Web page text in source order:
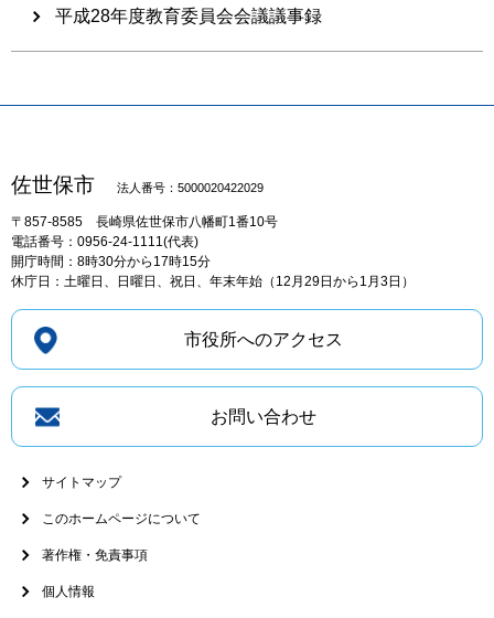
平成28年度教育委員会会議議事録
佐世保市 法人番号：5000020422029
〒857-8585 長崎県佐世保市八幡町1番10号
電話番号：0956-24-1111(代表)
開庁時間：8時30分から17時15分
休庁日：土曜日、日曜日、祝日、年末年始（12月29日から1月3日）
市役所へのアクセス
お問い合わせ
サイトマップ
このホームページについて
著作権・免責事項
個人情報